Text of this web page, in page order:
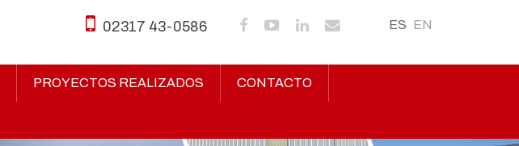
ES EN
02317 43-0586
PROYECTOS REALIZADOS CONTACTO